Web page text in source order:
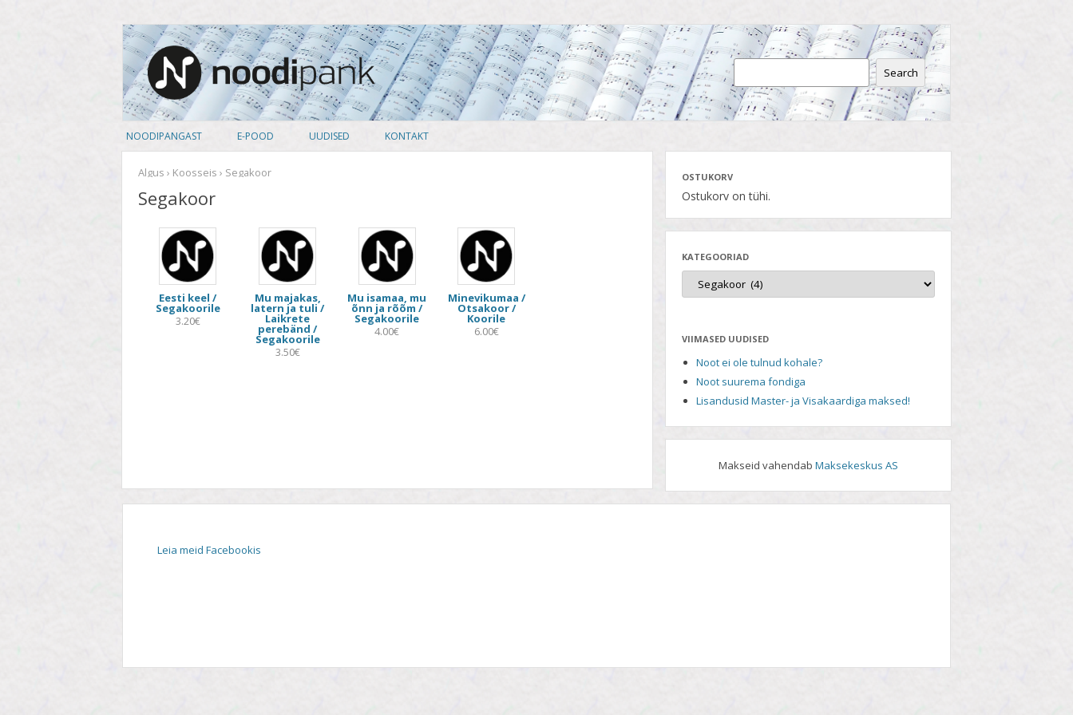
Noodipank
noodipank.ee
Search
content
NOODIPANGAST
TUTVUSTUS
KASUTAJA LEPING
KUIDAS NOOTI OSTA
PRIVAATSUSPOLIITIKA
E-POOD
PEALKIRJAD
ARTISTID
ANSAMBLID
ALBUM
KOOSSEIS
UUDISED KONTAKT
Algus › Koosseis › Segakoor
Segakoor
Eesti keel /
Segakoorile
3.20€
Mu majakas,
latern ja tuli /
Laikrete
perebänd /
Segakoorile
3.50€
Mu isamaa, mu
õnn ja rõõm /
Segakoorile
4.00€
Minevikumaa /
Otsakoor /
Koorile
6.00€
OSTUKORV
Ostukorv on tühi.
KATEGOORIAD
VIIMASED UUDISED
Noot ei ole tulnud kohale?
Noot suurema fondiga
Lisandusid Master- ja Visakaardiga maksed!
Makseid vahendabMaksekeskus AS
Leia meid Facebookis